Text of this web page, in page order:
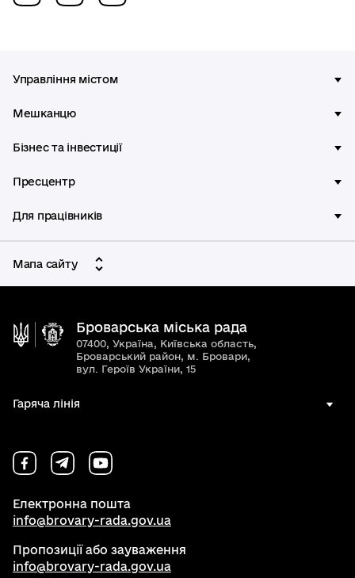
Управління містом
Мешканцю
Бізнес та інвестиції
Пресцентр
Для працівників
Мапа сайту
Броварська міська рада
07400, Україна, Київська область,
Броварський район, м. Бровари,
вул. Героїв України, 15
Гаряча лінія
Електронна пошта
info@brovary-rada.gov.ua
Пропозиції або зауваження
info@brovary-rada.gov.ua